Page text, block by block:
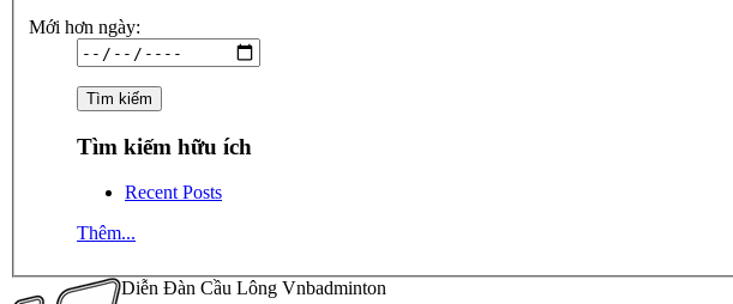
Mới hơn ngày:
Tìm kiếm hữu ích
Recent Posts
Thêm...
Diễn Đàn Cầu Lông Vnbadminton